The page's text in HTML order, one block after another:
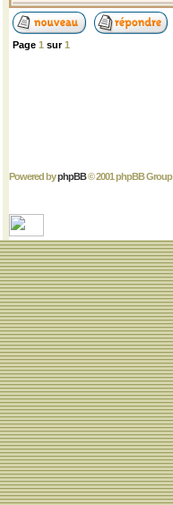
Page 1 sur1
Powered byphpBB© 2001 phpBB Group